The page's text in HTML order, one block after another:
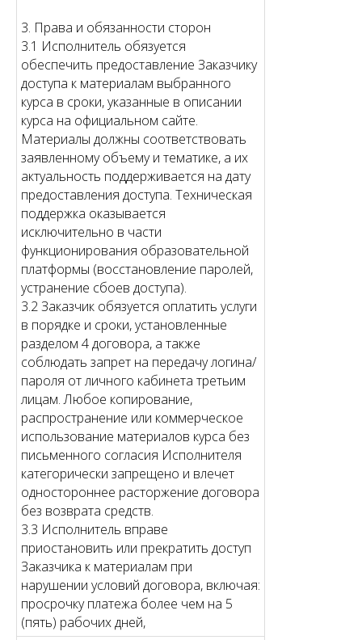
3. Права и обязанности сторон
3.1 Исполнитель обязуется
обеспечить предоставление Заказчику
доступа к материалам выбранного
курса в сроки, указанные в описании
курса на официальном сайте.
Материалы должны соответствовать
заявленному объему и тематике, а их
актуальность поддерживается на дату
предоставления доступа. Техническая
поддержка оказывается
исключительно в части
функционирования образовательной
платформы (восстановление паролей,
устранение сбоев доступа).
3.2 Заказчик обязуется оплатить услуги
в порядке и сроки, установленные
разделом 4 договора, а также
соблюдать запрет на передачу логина/
пароля от личного кабинета третьим
лицам. Любое копирование,
распространение или коммерческое
использование материалов курса без
письменного согласия Исполнителя
категорически запрещено и влечет
одностороннее расторжение договора
без возврата средств.
3.3 Исполнитель вправе
приостановить или прекратить доступ
Заказчика к материалам при
нарушении условий договора, включая:
просрочку платежа более чем на 5
(пять) рабочих дней,